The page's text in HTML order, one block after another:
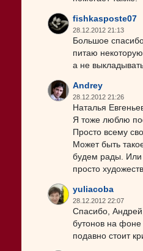
fishkasposte07
28.12.2012 21:13
Большое
питаю
а не
Andrey
28.12.2012 21:26
Наталья
Я тоже люблю
Просто всему
Может быть
будем рады. Или
просто
yuliacoba
28.12.2012 22:07
Спасибо,
бутонов на фоне
подавно стоит